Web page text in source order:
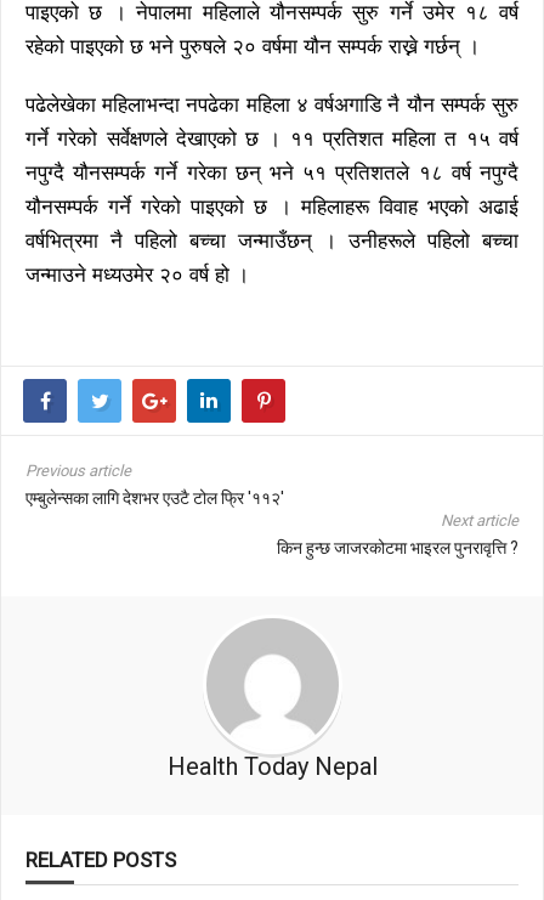
पाइएको छ । नेपालमा महिलाले यौनसम्पर्क सुरु गर्ने उमेर १८ वर्ष
रहेको पाइएको छ भने पुरुषले २० वर्षमा यौन सम्पर्क राख्ने गर्छन् ।
पढेलेखेका महिलाभन्दा नपढेका महिला ४ वर्षअगाडि नै यौन सम्पर्क सुरु
गर्ने गरेको सर्वेक्षणले देखाएको छ । ११ प्रतिशत महिला त १५ वर्ष
नपुग्दै यौनसम्पर्क गर्ने गरेका छन् भने ५१ प्रतिशतले १८ वर्ष नपुग्दै
यौनसम्पर्क गर्ने गरेको पाइएको छ । महिलाहरू विवाह भएको अढाई
वर्षभित्रमा नै पहिलो बच्चा जन्माउँछन् । उनीहरूले पहिलो बच्चा
जन्माउने मध्यउमेर २० वर्ष हो ।
Previous article
एम्बुलेन्सका लागि देशभर एउटै टोल फ्रि '११२'
Next article
किन हुन्छ जाजरकोटमा भाइरल पुनरावृत्ति ?
Health Today Nepal
RELATED POSTS